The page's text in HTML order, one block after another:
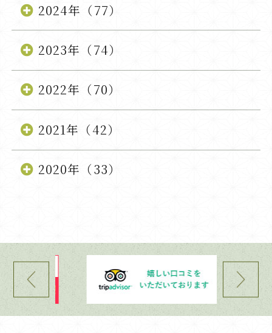
2024年（77）
2023年（74）
2022年（70）
2021年（42）
2020年（33）